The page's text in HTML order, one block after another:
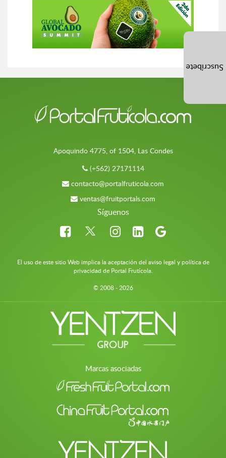
Apoquindo 4775, of 1504, Las Condes
(+562) 27171114
contacto@portalfruticola.com
ventas@fruitportals.com
Síguenos
El uso de este sitio Web implica la aceptación del aviso legal y política de
privacidad de Portal Frutícola.
© 2008 - 2026
Marcas asociadas
Suscríbete